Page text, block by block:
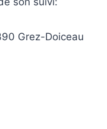
Grez-Doiceau